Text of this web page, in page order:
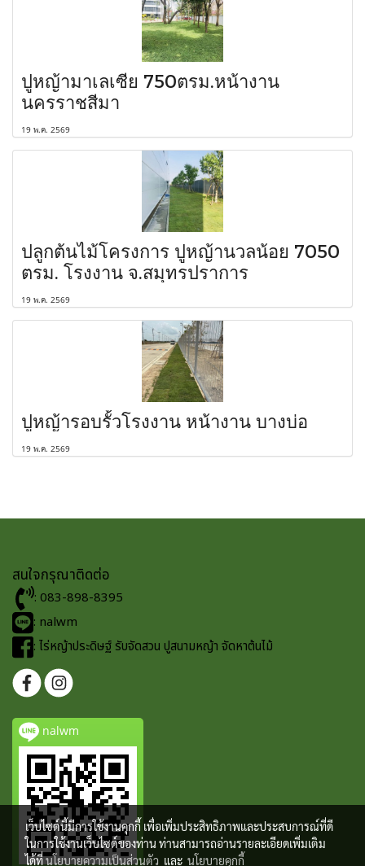
ปูหญ้ามาเลเซีย 750ตรม.หน้างาน
นครราชสีมา
19 พ.ค. 2569
ปลูกต้นไม้โครงการ ปูหญ้านวลน้อย 7050
ตรม. โรงงาน จ.สมุทรปราการ
19 พ.ค. 2569
ปูหญ้ารอบรั้วโรงงาน หน้างาน บางบ่อ
19 พ.ค. 2569
สนใจกรุณาติดต่อ
: 083-898-8395
: nalwm
: ไร่หญ้าประดิษฐ์ รับจัดสวน ปูสนามหญ้า จัดหาต้นไม้
nalwm
เว็บไซต์นี้มีการใช้งานคุกกี้ เพื่อเพิ่มประสิทธิภาพและประสบการณ์ที่ดี
ในการใช้งานเว็บไซต์ของท่าน ท่านสามารถอ่านรายละเอียดเพิ่มเติม
ได้ที่นโยบายความเป็นส่วนตัว และ นโยบายคุกกี้